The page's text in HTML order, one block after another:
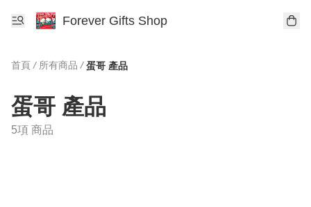
Forever Gifts Shop
首頁 / 所有商品 / 蛋哥 產品
蛋哥 產品
5項 商品